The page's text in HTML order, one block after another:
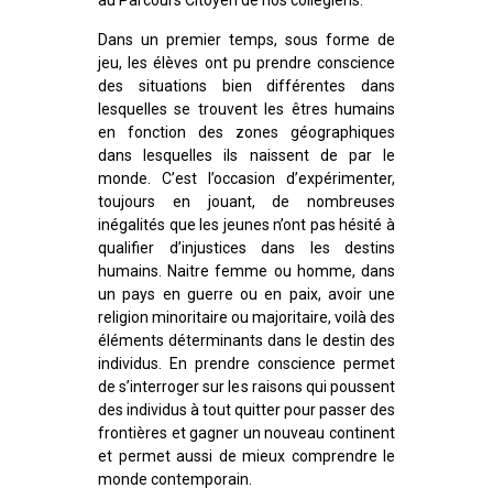
Dans un premier temps, sous forme de
jeu, les élèves ont pu prendre conscience
des situations bien différentes dans
lesquelles se trouvent les êtres humains
en fonction des zones géographiques
dans lesquelles ils naissent de par le
monde. C’est l’occasion d’expérimenter,
toujours en jouant, de nombreuses
inégalités que les jeunes n’ont pas hésité à
qualifier d’injustices dans les destins
humains. Naitre femme ou homme, dans
un pays en guerre ou en paix, avoir une
religion minoritaire ou majoritaire, voilà des
éléments déterminants dans le destin des
individus. En prendre conscience permet
de s’interroger sur les raisons qui poussent
des individus à tout quitter pour passer des
frontières et gagner un nouveau continent
et permet aussi de mieux comprendre le
monde contemporain.